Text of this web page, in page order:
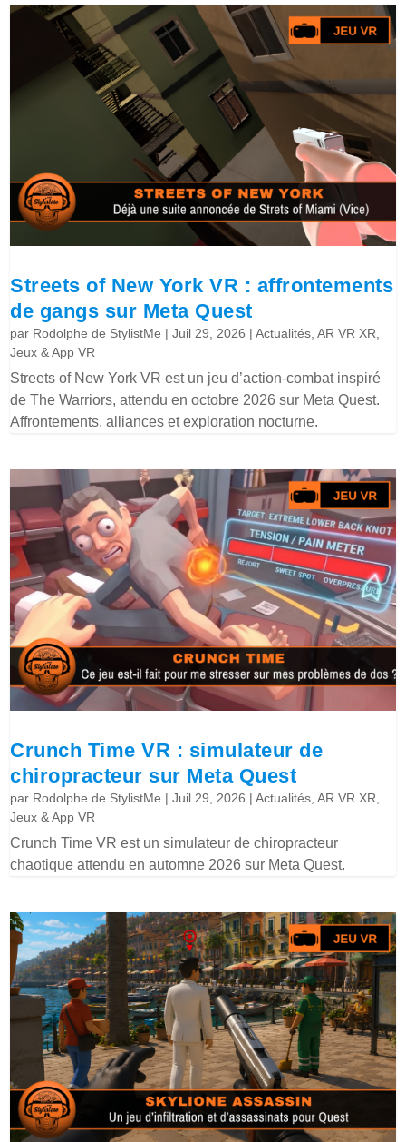
Streets of New York VR : affrontements
de gangs sur Meta Quest
par Rodolphe de StylistMe |Juil 29, 2026 |Actualités ,AR VR XR
Jeux & App VR
Streets of New York VR est un jeu d’action-combat inspiré
de The Warriors, attendu en octobre 2026 sur Meta Quest.
Affrontements, alliances et exploration nocturne.
Crunch Time VR : simulateur de
chiropracteur sur Meta Quest
par Rodolphe de StylistMe |Juil 29, 2026 |Actualités ,AR VR XR
Jeux & App VR
Crunch Time VR est un simulateur de chiropracteur
chaotique attendu en automne 2026 sur Meta Quest.